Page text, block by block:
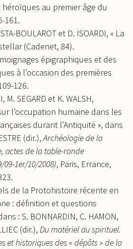
au premier âge du
161.
BOULAROT et D. ISOARDI, « La
(Cadenet, 84).
épigraphiques et des
à l’occasion des premières
126.
M. SEGARD et K. WALSH,
l’occupation humaine dans les
durant l’Antiquité », dans
(dir.),Archéologie de la
actes de la table-ronde
1er/10/2008), Paris, Errance,
de la Protohistoire récente en
: définition et questions
: S. BONNARDIN, C. HAMON,
(dir.), Du matériel au spirituel.
et historiques des « dépôts » de la